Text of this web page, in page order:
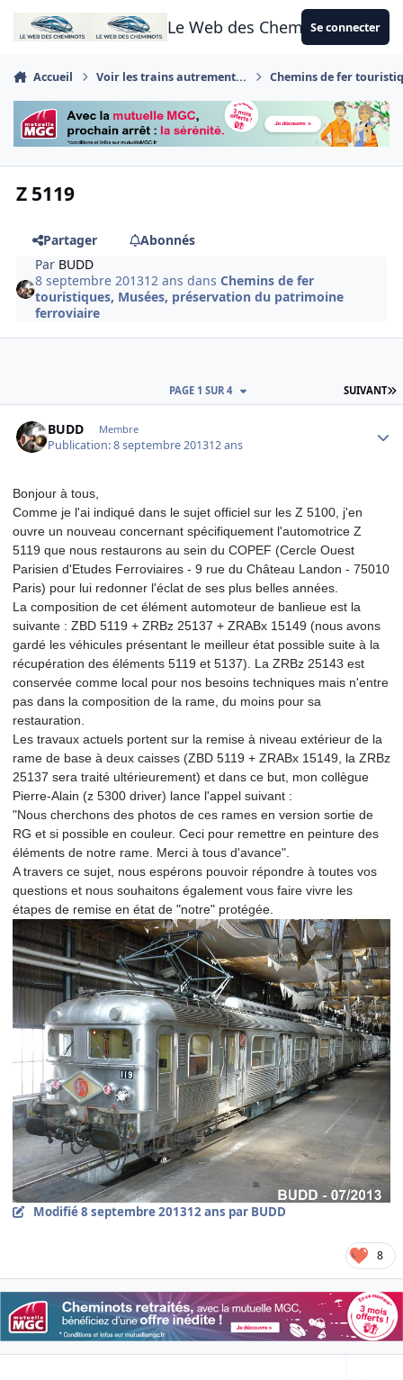
Aller au contenu
Le Web des CheminotsSe connecter
Accueil Voir les trains autrement... Chemins de fer
Z 5119
Partager
Abonnés
Par BUDD
8 septembre 201312 ans dansChemins de fer
touristiques, Musées, préservation du patrimoine
ferroviaire
SUIVANT
PAGE 1 SUR 4
BUDD Membre
Publication:8 septembre 201312 ans
Bonjour à tous,
Comme je l'ai indiqué dans le sujet officiel sur les Z 5100, j'en
ouvre un nouveau concernant spécifiquement l'automotrice Z
5119 que nous restaurons au sein du COPEF (Cercle Ouest
Parisien d'Etudes Ferroviaires - 9 rue du Château Landon - 75010
Paris) pour lui redonner l'éclat de ses plus belles années.
La composition de cet élément automoteur de banlieue est la
suivante : ZBD 5119 + ZRBz 25137 + ZRABx 15149 (nous avons
gardé les véhicules présentant le meilleur état possible suite à la
récupération des éléments 5119 et 5137). La ZRBz 25143 est
conservée comme local pour nos besoins techniques mais n'entre
pas dans la composition de la rame, du moins pour sa
restauration.
Les travaux actuels portent sur la remise à niveau extérieur de la
rame de base à deux caisses (ZBD 5119 + ZRABx 15149, la ZRBz
25137 sera traité ultérieurement) et dans ce but, mon collègue
Pierre-Alain (z 5300 driver) lance l'appel suivant :
"Nous cherchons des photos de ces rames en version sortie de
RG et si possible en couleur. Ceci pour remettre en peinture des
éléments de notre rame. Merci à tous d'avance".
A travers ce sujet, nous espérons pouvoir répondre à toutes vos
questions et nous souhaitons également vous faire vivre les
étapes de remise en état de "notre" protégée.
Modifié8 septembre 201312 ans par BUDD
8